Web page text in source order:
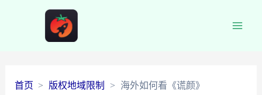
首页 版权地域限制 海外如何看《谎颜》